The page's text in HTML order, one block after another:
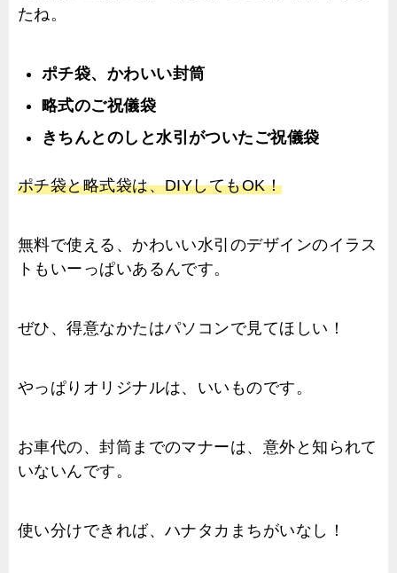
たね。
ポチ袋、かわいい封筒
略式のご祝儀袋
きちんとのしと水引がついたご祝儀袋
ポチ袋と略式袋は、DIYしてもOK！
無料で使える、かわいい水引のデザインのイラス
トもいーっぱいあるんです。
ぜひ、得意なかたはパソコンで見てほしい！
やっぱりオリジナルは、いいものです。
お車代の、封筒までのマナーは、意外と知られて
いないんです。
使い分けできれば、ハナタカまちがいなし！